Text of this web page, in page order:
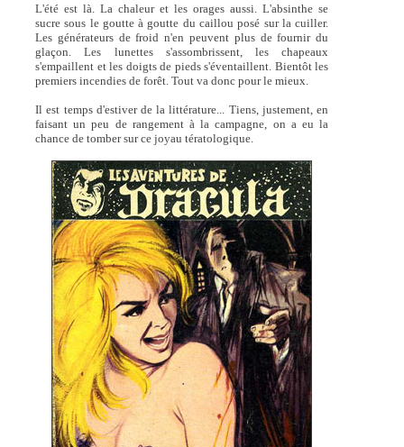
L'été est là. La chaleur et les orages aussi. L'absinthe se
sucre sous le goutte à goutte du caillou posé sur la cuiller.
Les générateurs de froid n'en peuvent plus de fournir du
glaçon. Les lunettes s'assombrissent, les chapeaux
s'empaillent et les doigts de pieds s'éventaillent. Bientôt les
premiers incendies de forêt. Tout va donc pour le mieux.
Il est temps d'estiver de la littérature... Tiens, justement, en
faisant un peu de rangement à la campagne, on a eu la
chance de tomber sur ce joyau tératologique.